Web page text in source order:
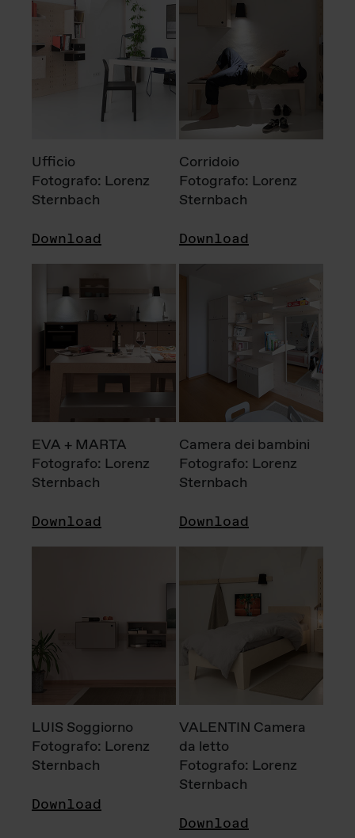
Ufficio
Fotografo: Lorenz
Sternbach
Download
Corridoio
Fotografo: Lorenz
Sternbach
Download
EVA + MARTA
Fotografo: Lorenz
Sternbach
Download
Camera dei bambini
Fotografo: Lorenz
Sternbach
Download
LUIS Soggiorno
Fotografo: Lorenz
Sternbach
Download
VALENTIN Camera
da letto
Fotografo: Lorenz
Sternbach
Download